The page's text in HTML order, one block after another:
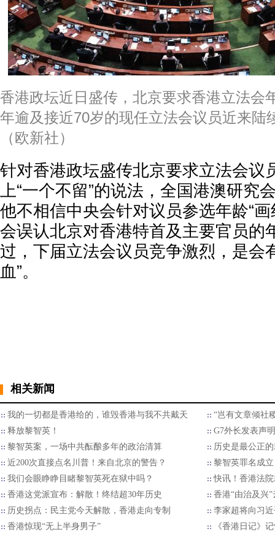
香港政坛近日盛传，北京要求香港立法会
年逾及接近70岁的现任立法会议员近来陆
（欧新社）
针对香港政坛盛传北京要求立法会议
上“一个不留”的说法，全国港澳研究
他不相信中央会针对议员参选年龄“
会误认北京对香港特首及主要官员的
过，下届立法会议员竞争激烈，是会
血”。
相关新闻
我的一切都是香港给的，谁毁香港与我不共戴天
“岂有文章倾社
释放黎智英！
G7外长发表声
黎智英案，一场中共酝酿多年的政治清算
历史是最公正
近200次直接点名川普！来自北京的警告？
黎智英罪名成
我们会眼睁睁目睹黎智英死在狱中吗？
快讯！香港法
香港这党派宣布：解散！终结超30年历史
香港“由治及兴
历史拐点：民主党今天解散，香港走向专制
李家超将向习
香港惊现“无上半身男子”
《香港日记》